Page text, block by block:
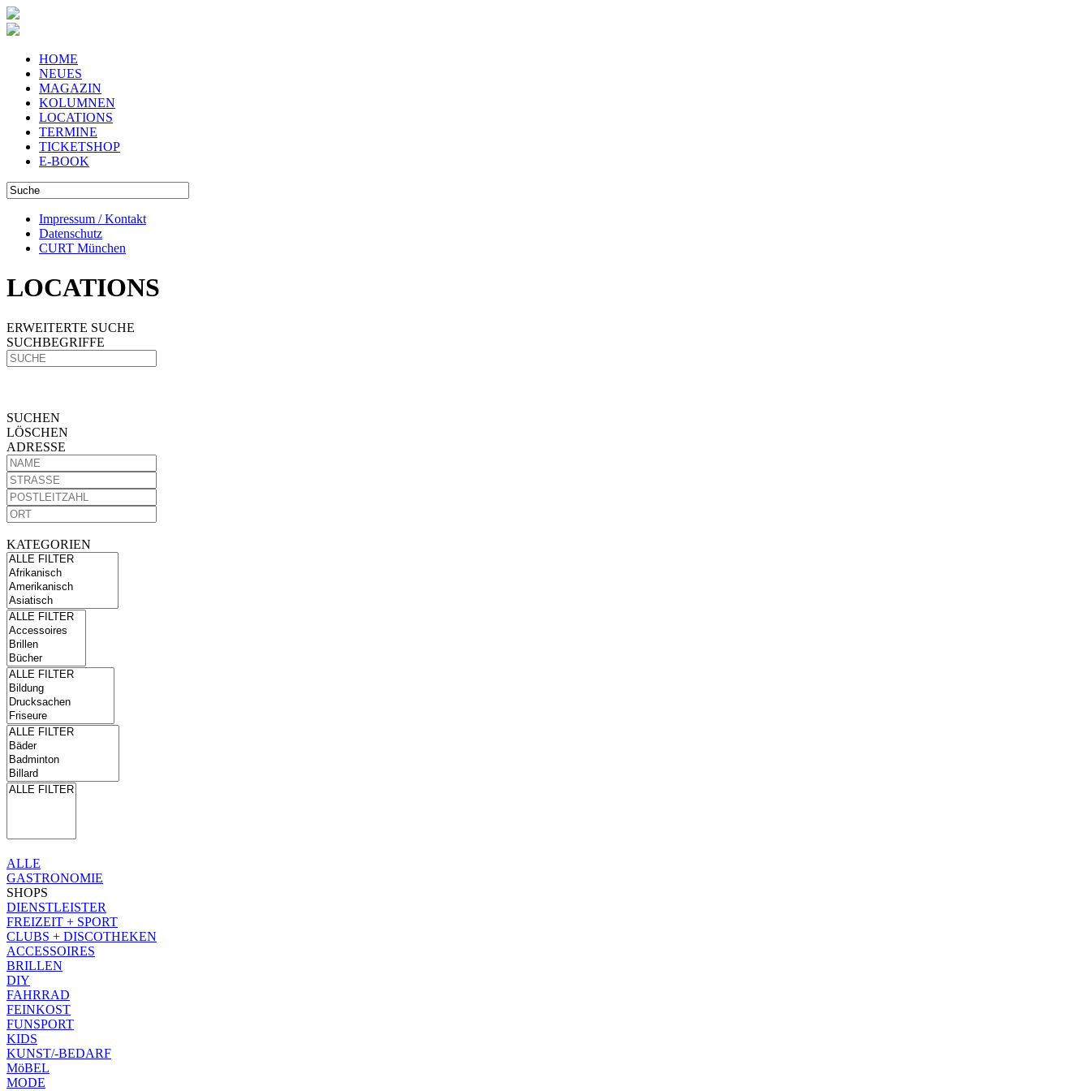
HOME
NEUES
MAGAZIN
KOLUMNEN
LOCATIONS
TERMINE
TICKETSHOP
E-BOOK
Impressum / Kontakt
Datenschutz
CURT München
LOCATIONS
ERWEITERTE SUCHE
SUCHBEGRIFFE
SUCHEN
LÖSCHEN
ADRESSE
KATEGORIEN
ALLE
GASTRONOMIE
SHOPS
DIENSTLEISTER
FREIZEIT + SPORT
CLUBS + DISCOTHEKEN
ACCESSOIRES
BRILLEN
DIY
FAHRRAD
FEINKOST
FUNSPORT
KIDS
KUNST/-BEDARF
MöBEL
MODE